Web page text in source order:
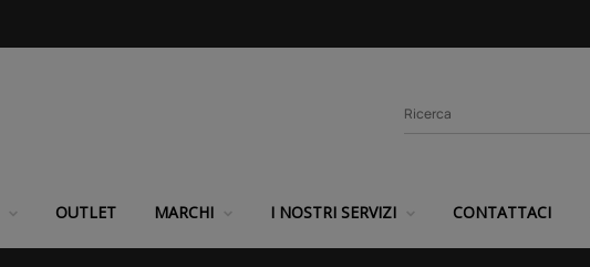
OUTLET MARCHI I NOSTRI SERVIZI CONTATTACI